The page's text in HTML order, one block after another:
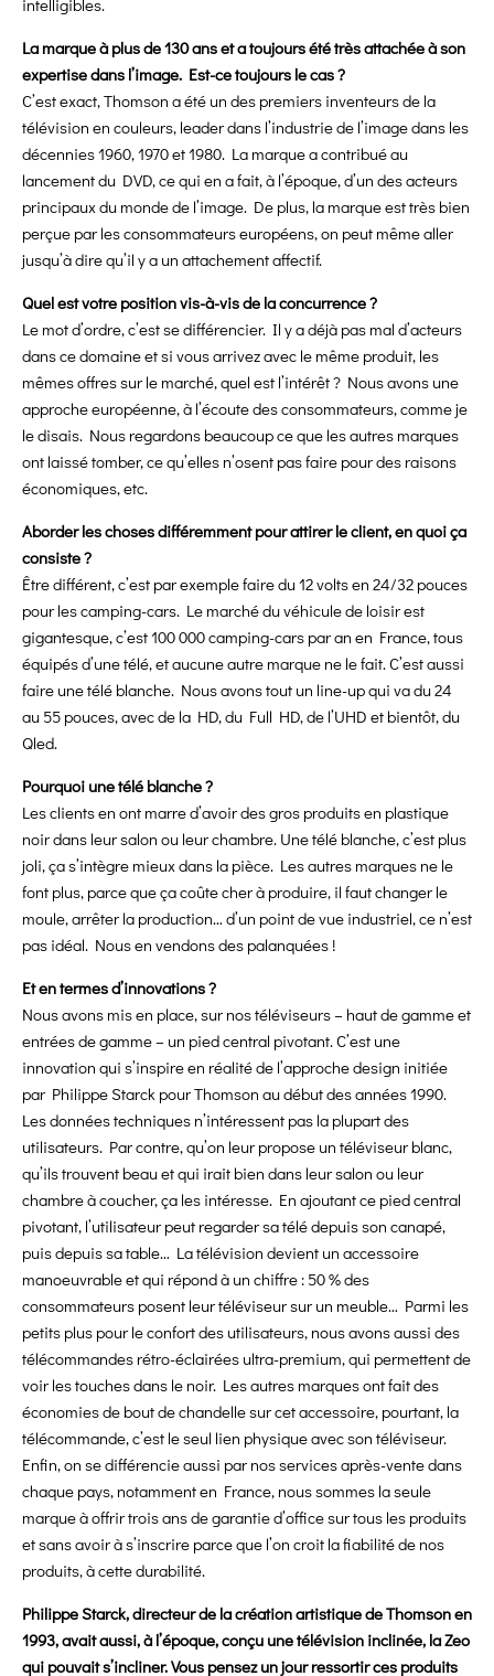
intelligibles.
La marque à plus de 130 ans et a toujours été très attachée à son
expertise dans l’image. Est-ce toujours le cas ?
C’est exact, Thomson a été un des premiers inventeurs de la
télévision en couleurs, leader dans l’industrie de l’image dans les
décennies 1960, 1970 et 1980. La marque a contribué au
lancement du DVD, ce qui en a fait, à l’époque, d’un des acteurs
principaux du monde de l’image. De plus, la marque est très bien
perçue par les consommateurs européens, on peut même aller
jusqu’à dire qu’il y a un attachement affectif.
Quel est votre position vis-à-vis de la concurrence ?
Le mot d’ordre, c’est se différencier. Il y a déjà pas mal d’acteurs
dans ce domaine et si vous arrivez avec le même produit, les
mêmes offres sur le marché, quel est l’intérêt ? Nous avons une
approche européenne, à l’écoute des consommateurs, comme je
le disais. Nous regardons beaucoup ce que les autres marques
ont laissé tomber, ce qu’elles n’osent pas faire pour des raisons
économiques, etc.
Aborder les choses différemment pour attirer le client, en quoi ça
consiste ?
Être différent, c’est par exemple faire du 12 volts en 24/32 pouces
pour les camping-cars. Le marché du véhicule de loisir est
gigantesque, c’est 100 000 camping-cars par an en France, tous
équipés d’une télé, et aucune autre marque ne le fait. C’est aussi
faire une télé blanche. Nous avons tout un line-up qui va du 24
au 55 pouces, avec de la HD, du Full HD, de l’UHD et bientôt, du
Qled.
Pourquoi une télé blanche ?
Les clients en ont marre d’avoir des gros produits en plastique
noir dans leur salon ou leur chambre. Une télé blanche, c’est plus
joli, ça s’intègre mieux dans la pièce. Les autres marques ne le
font plus, parce que ça coûte cher à produire, il faut changer le
moule, arrêter la production… d’un point de vue industriel, ce n’est
pas idéal. Nous en vendons des palanquées !
Et en termes d’innovations ?
Nous avons mis en place, sur nos téléviseurs – haut de gamme et
entrées de gamme – un pied central pivotant. C’est une
innovation qui s’inspire en réalité de l’approche design initiée
par Philippe Starck pour Thomson au début des années 1990.
Les données techniques n’intéressent pas la plupart des
utilisateurs. Par contre, qu’on leur propose un téléviseur blanc,
qu’ils trouvent beau et qui irait bien dans leur salon ou leur
chambre à coucher, ça les intéresse. En ajoutant ce pied central
pivotant, l’utilisateur peut regarder sa télé depuis son canapé,
puis depuis sa table… La télévision devient un accessoire
manoeuvrable et qui répond à un chiffre : 50 % des
consommateurs posent leur téléviseur sur un meuble… Parmi les
petits plus pour le confort des utilisateurs, nous avons aussi des
télécommandes rétro-éclairées ultra-premium, qui permettent de
voir les touches dans le noir. Les autres marques ont fait des
économies de bout de chandelle sur cet accessoire, pourtant, la
télécommande, c’est le seul lien physique avec son téléviseur.
Enfin, on se différencie aussi par nos services après-vente dans
chaque pays, notamment en France, nous sommes la seule
marque à offrir trois ans de garantie d’office sur tous les produits
et sans avoir à s’inscrire parce que l’on croit la fiabilité de nos
produits, à cette durabilité.
Philippe Starck, directeur de la création artistique de Thomson en
1993, avait aussi, à l’époque, conçu une télévision inclinée, la Zeo
qui pouvait s’incliner. Vous pensez un jour ressortir ces produits